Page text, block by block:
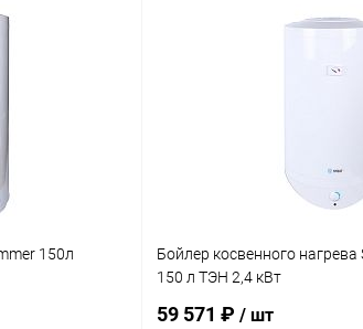
150л
Бойлер косвенного нагрева
150 л ТЭН 2,4 кВт
59 571 ₽ / шт